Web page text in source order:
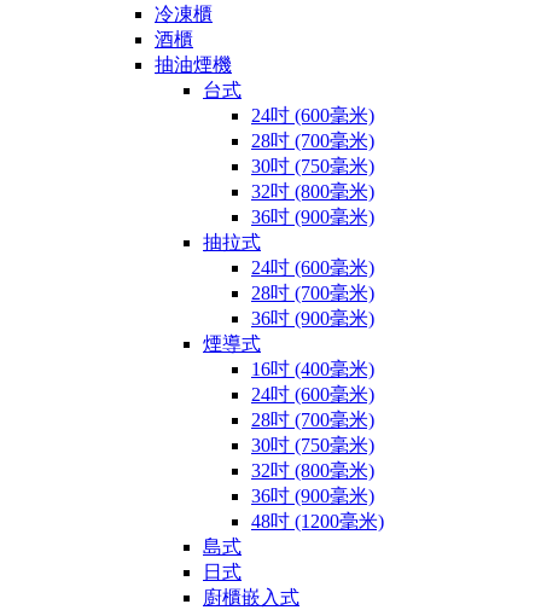
冷凍櫃
酒櫃
抽油煙機
台式
24吋 (600毫米)
28吋 (700毫米)
30吋 (750毫米)
32吋 (800毫米)
36吋 (900毫米)
抽拉式
24吋 (600毫米)
28吋 (700毫米)
36吋 (900毫米)
煙導式
16吋 (400毫米)
24吋 (600毫米)
28吋 (700毫米)
30吋 (750毫米)
32吋 (800毫米)
36吋 (900毫米)
48吋 (1200毫米)
島式
日式
廚櫃嵌入式